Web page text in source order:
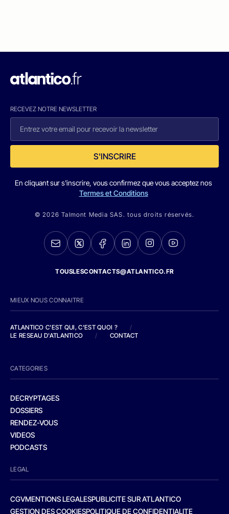
RECEVEZ NOTRE NEWSLETTER
S'INSCRIRE
En cliquant sur s'inscrire, vous confirmez que vous acceptez nos
Termes et Conditions
© 2026 Talmont Media SAS. tous droits réservés.
TOUSLESCONTACTS@ATLANTICO.FR
MIEUX NOUS CONNAITRE
ATLANTICO C'EST QUI, C'EST QUOI ?
/
LE RESEAU D'ATLANTICO
/ CONTACT
CATEGORIES
DECRYPTAGES
DOSSIERS
RENDEZ-VOUS
VIDEOS
PODCASTS
LEGAL
CGVMENTIONS LEGALESPUBLICITE SUR ATLANTICO
GESTION DES COOKIESPOLITIQUE DE CONFIDENTIALITE